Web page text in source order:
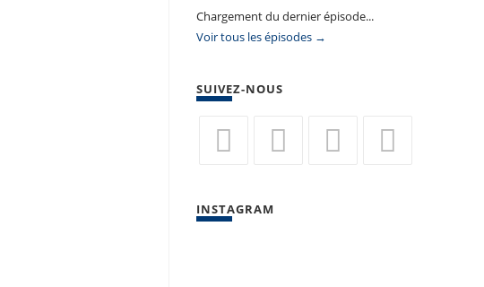
Chargement du dernier épisode...
Voir tous les épisodes →
SUIVEZ-NOUS
un
INSTAGRAM